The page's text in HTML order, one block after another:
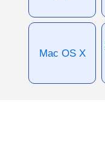
Mac OS X